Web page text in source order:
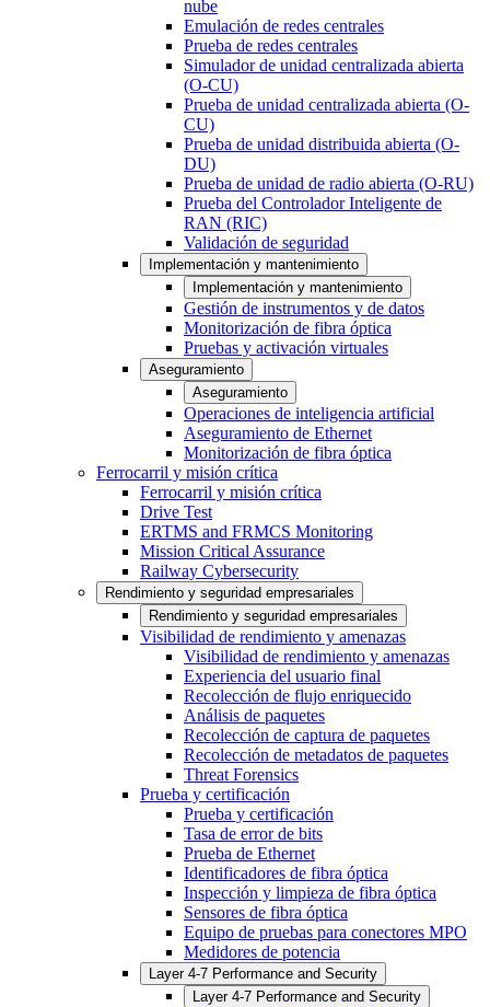
nube
Emulación de redes centrales
Prueba de redes centrales
Simulador de unidad centralizada abierta
(O-CU)
Prueba de unidad centralizada abierta (O-
CU)
Prueba de unidad distribuida abierta (O-
DU)
Prueba de unidad de radio abierta (O-RU)
Prueba del Controlador Inteligente de
RAN (RIC)
Validación de seguridad
Implementación y mantenimiento
Implementación y mantenimiento
Gestión de instrumentos y de datos
Monitorización de fibra óptica
Pruebas y activación virtuales
Aseguramiento
Aseguramiento
Operaciones de inteligencia artificial
Aseguramiento de Ethernet
Monitorización de fibra óptica
Ferrocarril y misión crítica
Ferrocarril y misión crítica
Drive Test
ERTMS and FRMCS Monitoring
Mission Critical Assurance
Railway Cybersecurity
Rendimiento y seguridad empresariales
Rendimiento y seguridad empresariales
Visibilidad de rendimiento y amenazas
Visibilidad de rendimiento y amenazas
Experiencia del usuario final
Recolección de flujo enriquecido
Análisis de paquetes
Recolección de captura de paquetes
Recolección de metadatos de paquetes
Threat Forensics
Prueba y certificación
Prueba y certificación
Tasa de error de bits
Prueba de Ethernet
Identificadores de fibra óptica
Inspección y limpieza de fibra óptica
Sensores de fibra óptica
Equipo de pruebas para conectores MPO
Medidores de potencia
Layer 4-7 Performance and Security
Layer 4-7 Performance and Security